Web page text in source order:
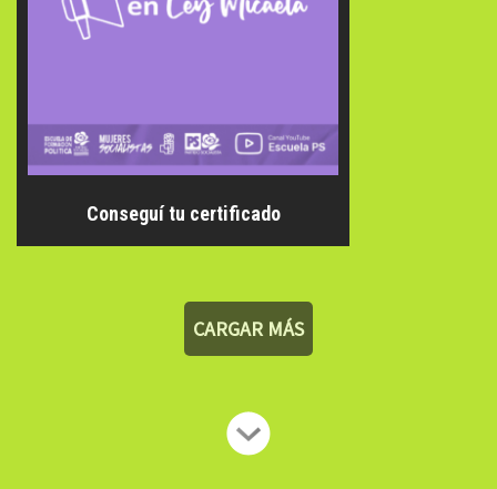
Conseguí tu certificado
CARGAR MÁS